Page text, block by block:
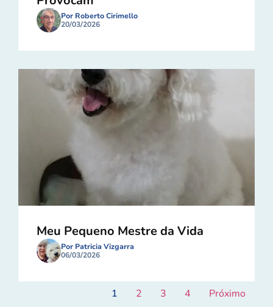
Por Roberto Cirimello
20/03/2026
Meu Pequeno Mestre da Vida
Por Patricia Vizgarra
06/03/2026
1 2 3 4 Próximo